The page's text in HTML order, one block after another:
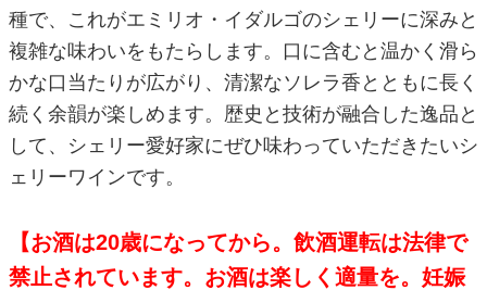
種で、これがエミリオ・イダルゴのシェリーに深みと
複雑な味わいをもたらします。口に含むと温かく滑ら
かな口当たりが広がり、清潔なソレラ香とともに長く
続く余韻が楽しめます。歴史と技術が融合した逸品と
して、シェリー愛好家にぜひ味わっていただきたいシ
ェリーワインです。
【お酒は20歳になってから。飲酒運転は法律で
禁止されています。お酒は楽しく適量を。妊娠